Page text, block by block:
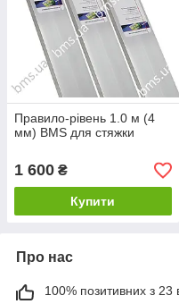
Правило-рівень 1.0 м (4
мм) BMS для стяжки
1 600 ₴
Купити
Про нас
100% позитивних з 23